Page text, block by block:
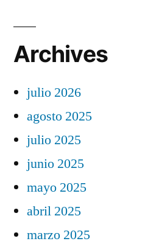
Archives
julio 2026
agosto 2025
julio 2025
junio 2025
mayo 2025
abril 2025
marzo 2025